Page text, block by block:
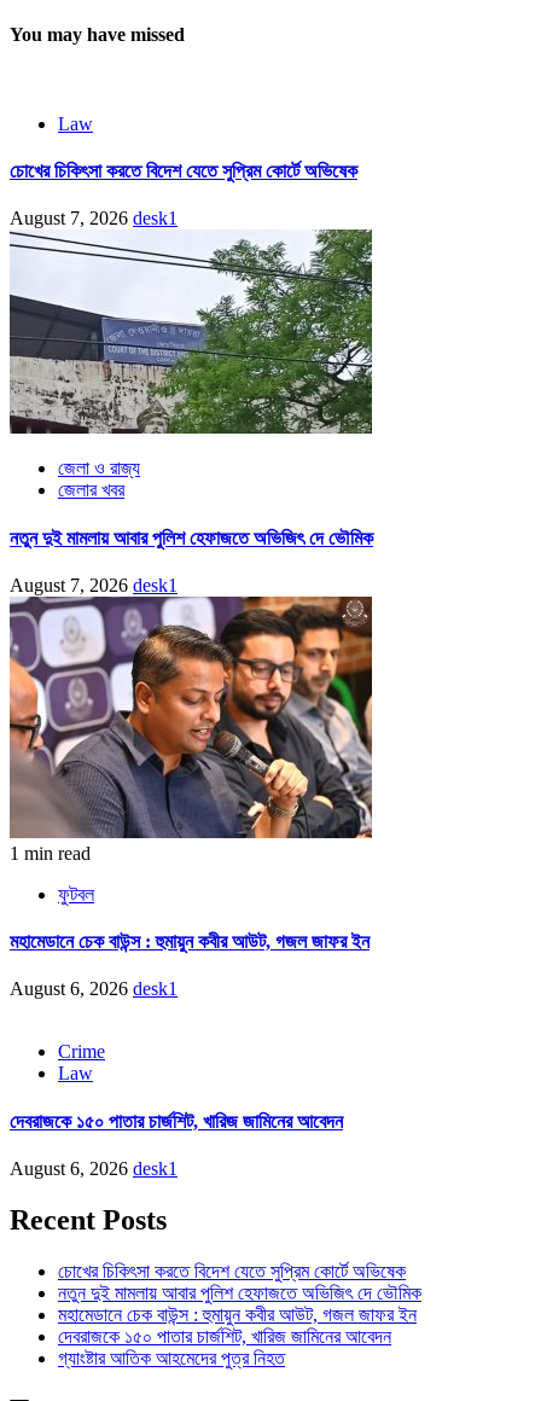
You may have missed
Law
চোখের চিকিৎসা করতে বিদেশ যেতে সুপ্রিম কোর্টে অভিষেক
August 7, 2026 desk1
জেলা ও রাজ্য
জেলার খবর
নতুন দুই মামলায় আবার পুলিশ হেফাজতে অভিজিৎ দে ভৌমিক
August 7, 2026 desk1
1 min read
ফুটবল
মহামেডানে চেক বাউন্স : হুমায়ুন কবীর আউট, গজল জাফর ইন
August 6, 2026 desk1
Crime
Law
দেবরাজকে ১৫০ পাতার চার্জশিট, খারিজ জামিনের আবেদন
August 6, 2026 desk1
Recent Posts
চোখের চিকিৎসা করতে বিদেশ যেতে সুপ্রিম কোর্টে অভিষেক
নতুন দুই মামলায় আবার পুলিশ হেফাজতে অভিজিৎ দে ভৌমিক
মহামেডানে চেক বাউন্স : হুমায়ুন কবীর আউট, গজল জাফর ইন
দেবরাজকে ১৫০ পাতার চার্জশিট, খারিজ জামিনের আবেদন
গ্যাংষ্টার আতিক আহমেদের পুত্র নিহত